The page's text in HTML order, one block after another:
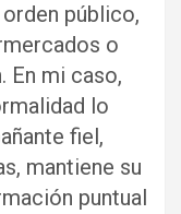
público,
o
En mi caso,
lo
fiel,
mantiene su
puntual